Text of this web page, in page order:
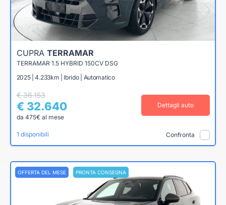
CUPRA TERRAMAR
TERRAMAR 1.5 HYBRID 150CV DSG
2025 | 4.233km | Ibrido | Automatico
€ 36.153
€ 32.640
da 475€ al mese
Dettagli auto
1 disponibili Confronta
OFFERTA DEL MESE PRONTA CONSEGNA